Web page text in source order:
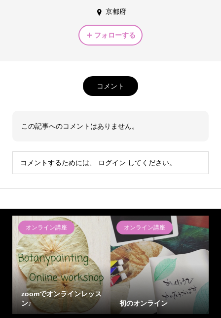
京都府
フォローする
コメント
この記事へのコメントはありません。
コメントするためには、 ログイン してください。
オンライン講座
zoomでオンラインレッス
ン♪
オンライン講座
初のオンライン